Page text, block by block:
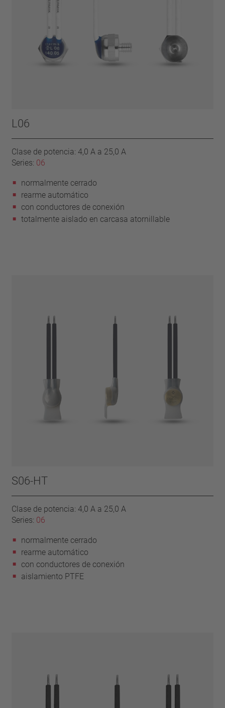
L06
Clase de potencia: 4,0 A a 25,0 A
Series: 06
normalmente cerrado
rearme automático
con conductores de conexión
totalmente aislado en carcasa atornillable
S06-HT
Clase de potencia: 4,0 A a 25,0 A
Series: 06
normalmente cerrado
rearme automático
con conductores de conexión
aislamiento PTFE